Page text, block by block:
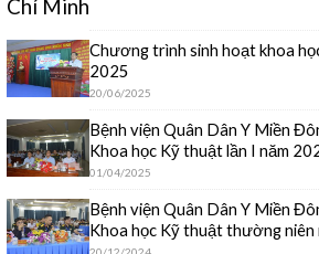
Chí Minh
Chương trình sinh hoạt khoa
2025
20/06/2025
Bệnh viện Quân Dân Y Miền
Khoa học Kỹ thuật lần I năm
01/04/2025
Bệnh viện Quân Dân Y Miền
Khoa học Kỹ thuật thường niên